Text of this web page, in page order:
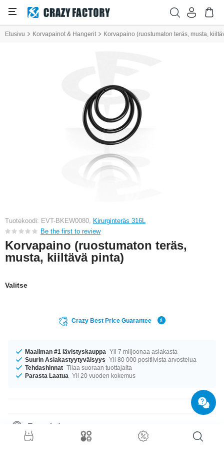
Etusivu Korvapainot & Hangerit Korvapaino (ruostumaton teräs, musta,
Tuotekoodi: EVT-BKEW0080, Kirurginteräs 316L
Be the first to review
Korvapaino (ruostumaton teräs,
musta, kiiltävä pinta)
Valitse
Crazy Best Price Guarantee
Maailman #1 lävistyskauppa Yli 7 miljoonaa asiakasta
Suurin Asiakastyytyväisyys Yli 80 000 positiivista arvostelua
Tehdashinnat Tilaa suoraan tuottajalta
Parasta Laatua Yli 20 vuoden kokemus
Tuotetiedot
Meillä on saatavilla kokoa 6 mm. mahtava tuote suoraan lyömättömän